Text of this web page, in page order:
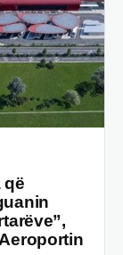
që